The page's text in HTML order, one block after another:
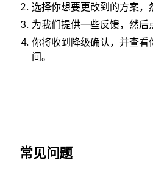
选择你想要更改到的方案，
为我们提供一些反馈，然后
你将收到降级确认，并查看
间。
常见问题